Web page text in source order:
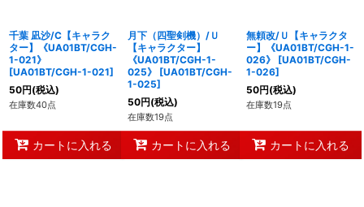
千葉 凪沙/C【キャラク
ター】《UA01BT/CGH-
1-021》
[UA01BT/CGH-1-021]
50円(税込)
在庫数40点
カートに入れる
月下（四聖剣機）/Ｕ
【キャラクター】
《UA01BT/CGH-1-
025》
[UA01BT/CGH-
1-025]
50円(税込)
在庫数19点
カートに入れる
無頼改/Ｕ【キャラクタ
ー】《UA01BT/CGH-1-
026》
[UA01BT/CGH-
1-026]
50円(税込)
在庫数19点
カートに入れる